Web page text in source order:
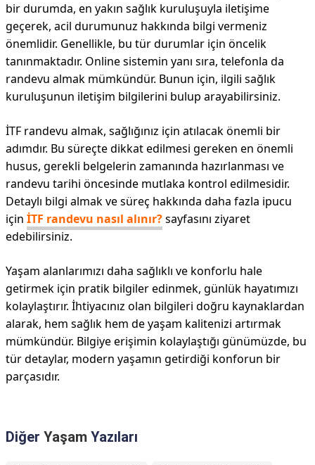
bir durumda, en yakın sağlık kuruluşuyla iletişime
geçerek, acil durumunuz hakkında bilgi vermeniz
önemlidir. Genellikle, bu tür durumlar için öncelik
tanınmaktadır. Online sistemin yanı sıra, telefonla da
randevu almak mümkündür. Bunun için, ilgili sağlık
kuruluşunun iletişim bilgilerini bulup arayabilirsiniz.
İTF randevu almak, sağlığınız için atılacak önemli bir
adımdır. Bu süreçte dikkat edilmesi gereken en önemli
husus, gerekli belgelerin zamanında hazırlanması ve
randevu tarihi öncesinde mutlaka kontrol edilmesidir.
Detaylı bilgi almak ve süreç hakkında daha fazla ipucu
için İTF randevu nasıl alınır?sayfasını ziyaret
edebilirsiniz.
Yaşam alanlarımızı daha sağlıklı ve konforlu hale
getirmek için pratik bilgiler edinmek, günlük hayatımızı
kolaylaştırır. İhtiyacınız olan bilgileri doğru kaynaklardan
alarak, hem sağlık hem de yaşam kalitenizi artırmak
mümkündür. Bilgiye erişimin kolaylaştığı günümüzde, bu
tür detaylar, modern yaşamın getirdiği konforun bir
parçasıdır.
Diğer Yaşam Yazıları